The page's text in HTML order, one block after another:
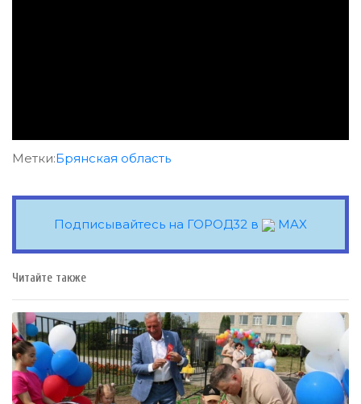
Метки:Брянская область
Подписывайтесь на ГОРОД32 в MAX
Читайте также